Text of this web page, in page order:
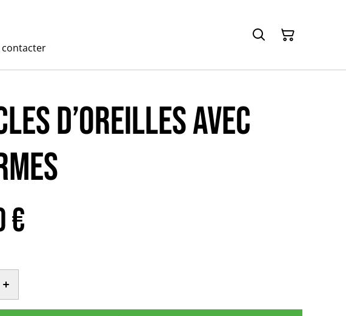
contacter
d’oreilles avec
€